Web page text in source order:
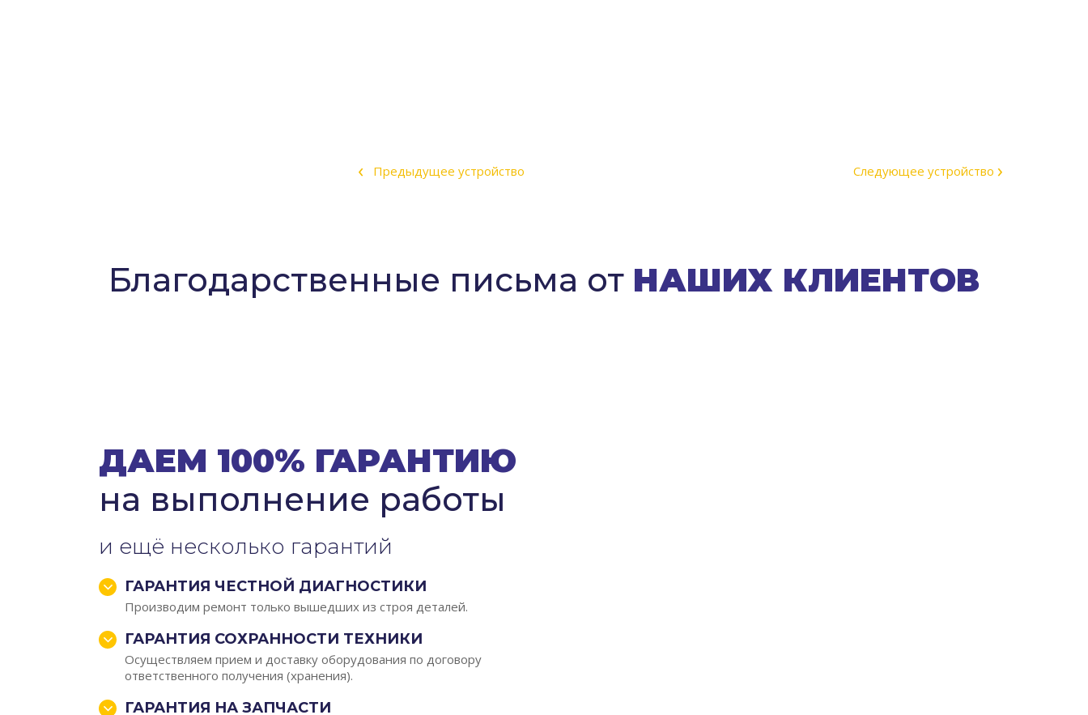
‹ Предыдущее устройство Следующее устройство ›
Благодарственные письма от НАШИХ КЛИЕНТОВ
ДАЕМ 100% ГАРАНТИЮ
на выполнение работы
и ещё несколько гарантий
ГАРАНТИЯ ЧЕСТНОЙ ДИАГНОСТИКИ
Производим ремонт только вышедших из строя деталей.
ГАРАНТИЯ СОХРАННОСТИ ТЕХНИКИ
Осуществляем прием и доставку оборудования по договору
ответственного получения (хранения).
ГАРАНТИЯ НА ЗАПЧАСТИ